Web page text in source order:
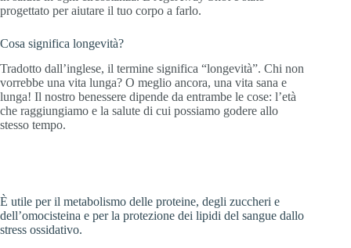
progettato per aiutare il tuo corpo a farlo.
Cosa significa longevità?
Tradotto dall’inglese, il termine significa “longevità”. Chi non
vorrebbe una vita lunga? O meglio ancora, una vita sana e
lunga! Il nostro benessere dipende da entrambe le cose: l’età
che raggiungiamo e la salute di cui possiamo godere allo
stesso tempo.
È utile per il metabolismo delle proteine, degli zuccheri e
dell’omocisteina e per la protezione dei lipidi del sangue dallo
stress ossidativo.